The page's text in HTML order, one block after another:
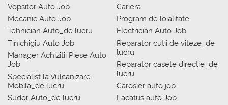
Vopsitor Auto Job
Mecanic Auto Job
Tehnician Auto_de lucru
Tinichigiu Auto Job
Manager Achizitii Piese Auto
Job
Specialist la Vulcanizare
Mobila_de lucru
Sudor Auto_de lucru
Cariera
Program de loialitate
Electrician Auto Job
Reparator cutii de viteze_de
lucru
Reparator casete directie_de
lucru
Carosier auto job
Lacatus auto Job